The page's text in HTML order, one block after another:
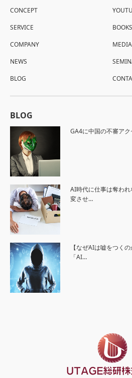
CONCEPT
SERVICE
COMPANY
NEWS
BLOG
BOOKS
MEDIA
BLOG
GA4に中国の不審ア
AI時代に仕事は奪わ
変させ…
【なぜAIは嘘をつく
「AI…